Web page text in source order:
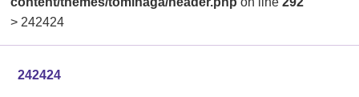
> 242424
242424